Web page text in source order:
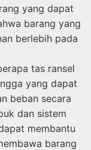
yang dapat
barang yang
berlebih pada
tas ransel
yang dapat
beban secara
dan sistem
membantu
barang